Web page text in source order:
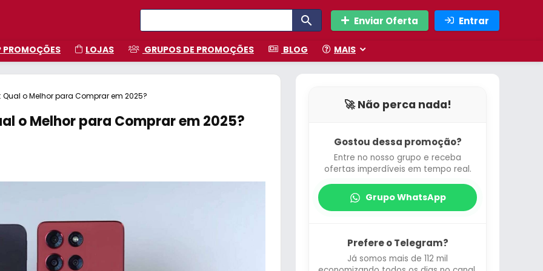
Enviar Oferta Entrar
PROMOÇÕES LOJAS GRUPOS DE PROMOÇÕES BLOG MAIS
Qual o Melhor para Comprar em 2025?
o Melhor para Comprar em 2025?
🚀 Não perca nada!
Gostou dessa promoção?
Entre no nosso grupo e receba
ofertas imperdíveis em tempo real.
Grupo WhatsApp
Prefere o Telegram?
Já somos mais de 112 mil